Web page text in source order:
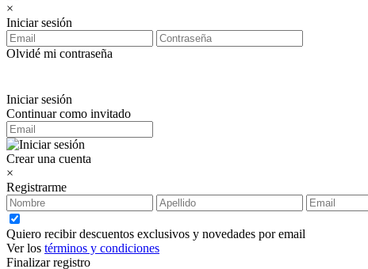
×
Iniciar sesión
Olvidé mi contraseña
Iniciar sesión
Continuar como invitado
Crear una cuenta
×
Registrarme
Quiero recibir descuentos exclusivos y novedades por email
Ver los términos y condiciones
Finalizar registro